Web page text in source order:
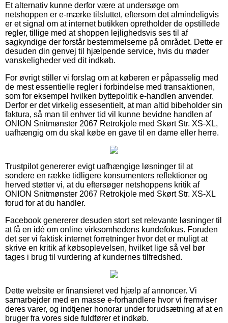
Et alternativ kunne derfor være at undersøge om
netshoppen er e-mærke tilsluttet, eftersom det almindeligvis
er et signal om at internet butikken opretholder de opstillede
regler, tillige med at shoppen lejlighedsvis ses til af
sagkyndige der forstår bestemmelserne på området. Dette er
desuden din genvej til hjælpende service, hvis du møder
vanskeligheder ved dit indkøb.
For øvrigt stiller vi forslag om at køberen er påpasselig med
de mest essentielle regler i forbindelse med transaktionen,
som for eksempel hvilken byttepolitik e-handlen anvender.
Derfor er det virkelig essesentielt, at man altid bibeholder sin
faktura, så man til enhver tid vil kunne bevidne handlen af
ONION Snitmønster 2067 Retrokjole med Skørt Str. XS-XL,
uafhængig om du skal købe en gave til en dame eller herre.
Trustpilot genererer evigt uafhængige løsninger til at
sondere en række tidligere konsumenters reflektioner og
herved støtter vi, at du eftersøger netshoppens kritik af
ONION Snitmønster 2067 Retrokjole med Skørt Str. XS-XL
forud for at du handler.
Facebook genererer desuden stort set relevante løsninger til
at få en idé om online virksomhedens kundefokus. Foruden
det ser vi faktisk internet forretninger hvor det er muligt at
skrive en kritik af købsoplevelsen, hvilket lige så vel bør
tages i brug til vurdering af kundernes tilfredshed.
Dette website er finansieret ved hjælp af annoncer. Vi
samarbejder med en masse e-forhandlere hvor vi fremviser
deres varer, og indtjener honorar under forudsætning af at en
bruger fra vores side fuldfører et indkøb.